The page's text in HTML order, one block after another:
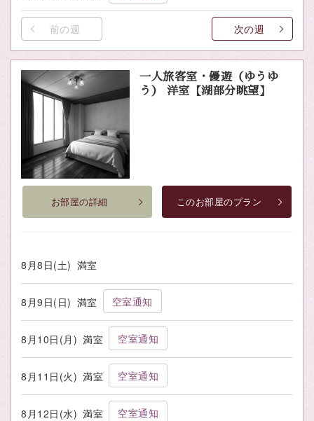
前の週 次の週
一人旅客室・優遊（ゆうゆ
う） 洋室【湖部分眺望】
お部屋の詳細 このお部屋のプラン
8月8日(土) 満室
8月9日(日) 満室 空室通知
8月10日(月) 満室 空室通知
8月11日(火) 満室 空室通知
8月12日(水) 満室 空室通知